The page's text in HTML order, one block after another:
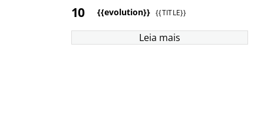
{{evolution}} {{TITLE}}
Leia mais